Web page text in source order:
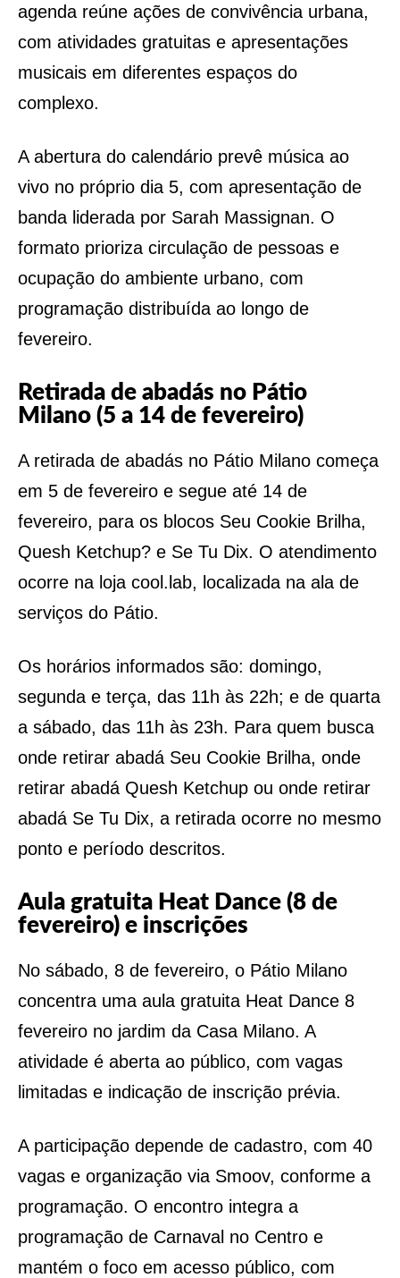
agenda reúne ações de convivência urbana,
com atividades gratuitas e apresentações
musicais em diferentes espaços do
complexo.
A abertura do calendário prevê música ao
vivo no próprio dia 5, com apresentação de
banda liderada por Sarah Massignan. O
formato prioriza circulação de pessoas e
ocupação do ambiente urbano, com
programação distribuída ao longo de
fevereiro.
Retirada de abadás no Pátio
Milano (5 a 14 de fevereiro)
A retirada de abadás no Pátio Milano começa
em 5 de fevereiro e segue até 14 de
fevereiro, para os blocos Seu Cookie Brilha,
Quesh Ketchup? e Se Tu Dix. O atendimento
ocorre na loja cool.lab, localizada na ala de
serviços do Pátio.
Os horários informados são: domingo,
segunda e terça, das 11h às 22h; e de quarta
a sábado, das 11h às 23h. Para quem busca
onde retirar abadá Seu Cookie Brilha, onde
retirar abadá Quesh Ketchup ou onde retirar
abadá Se Tu Dix, a retirada ocorre no mesmo
ponto e período descritos.
Aula gratuita Heat Dance (8 de
fevereiro) e inscrições
No sábado, 8 de fevereiro, o Pátio Milano
concentra uma aula gratuita Heat Dance 8
fevereiro no jardim da Casa Milano. A
atividade é aberta ao público, com vagas
limitadas e indicação de inscrição prévia.
A participação depende de cadastro, com 40
vagas e organização via Smoov, conforme a
programação. O encontro integra a
programação de Carnaval no Centro e
mantém o foco em acesso público, com